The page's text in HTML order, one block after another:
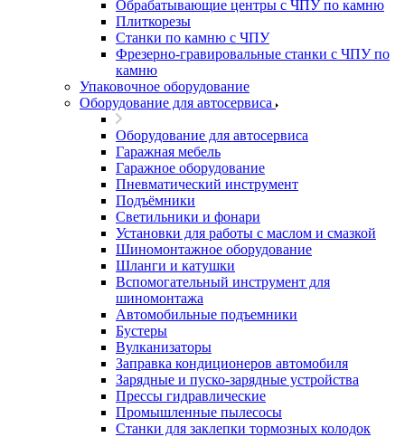
Обрабатывающие центры с ЧПУ по камню
Плиткорезы
Станки по камню с ЧПУ
Фрезерно-гравировальные станки с ЧПУ по
камню
Упаковочное оборудование
Оборудование для автосервиса
Оборудование для автосервиса
Гаражная мебель
Гаражное оборудование
Пневматический инструмент
Подъёмники
Светильники и фонари
Установки для работы с маслом и смазкой
Шиномонтажное оборудование
Шланги и катушки
Вспомогательный инструмент для
шиномонтажа
Автомобильные подъемники
Бустеры
Вулканизаторы
Заправка кондиционеров автомобиля
Зарядные и пуско-зарядные устройства
Прессы гидравлические
Промышленные пылесосы
Станки для заклепки тормозных колодок